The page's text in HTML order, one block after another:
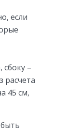
если
–
расчета
45 см,